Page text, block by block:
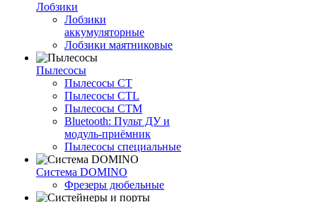
Лобзики
Лобзики
аккумуляторные
Лобзики маятниковые
Пылесосы
Пылесосы CT
Пылесосы CTL
Пылесосы CTM
Bluetooth: Пульт ДУ и
модуль-приёмник
Пылесосы специальные
Система DOMINO
Фрезеры дюбельные